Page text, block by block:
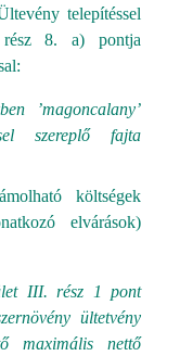
telepítéssel
rész 8. a) pontja
’magoncalany’
szereplő fajta
költségek
elvárások)
III. rész 1 pont
ültetvény
maximális nettő